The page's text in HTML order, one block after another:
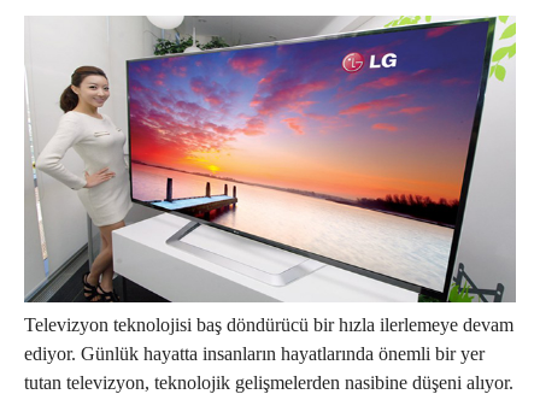
Televizyon teknolojisi baş döndürücü bir hızla ilerlemeye devam
ediyor. Günlük hayatta insanların hayatlarında önemli bir yer
tutan televizyon, teknolojik gelişmelerden nasibine düşeni alıyor.